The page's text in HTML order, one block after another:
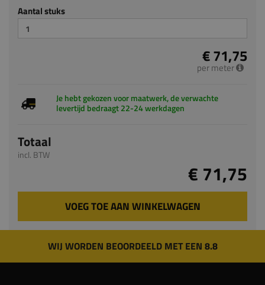
Aantal stuks
€ 71,75
per meter
Je hebt gekozen voor maatwerk, de verwachte
levertijd bedraagt 22-24 werkdagen
Totaal
incl. BTW
€ 71,75
VOEG TOE AAN WINKELWAGEN
WIJ WORDEN BEOORDEELD MET EEN 8.8